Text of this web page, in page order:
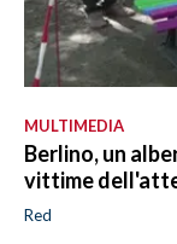
MULTIMEDIA
Berlino, un
vittime
Red